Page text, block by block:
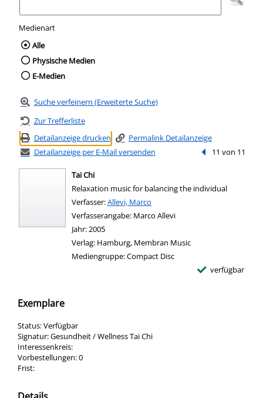
Medienart
Wählen Sie die Medienart nach der Sie
Alle
Physische Medien
E-Medien
Suche verfeinern (Erweiterte Suche)
Zur Trefferliste
Detailanzeige drucken
Permalink Detailanzeige
Detailanzeige per E-Mail versenden
Vorheriger Treffer
11 von 11
Tai Chi
Relaxation music for balancing the individual
Verfasser:Suche nach diesem Verfasser
Allevi, Marco
Verfasserangabe: Marco Allevi
Jahr:2005
Verlag: Hamburg, Membran Music
Mediengruppe:Compact Disc
verfügbar
Exemplare
Status:Verfügbar
Signatur:Gesundheit / Wellness Tai Chi
Interessenkreis:
Vorbestellungen:0
Frist: